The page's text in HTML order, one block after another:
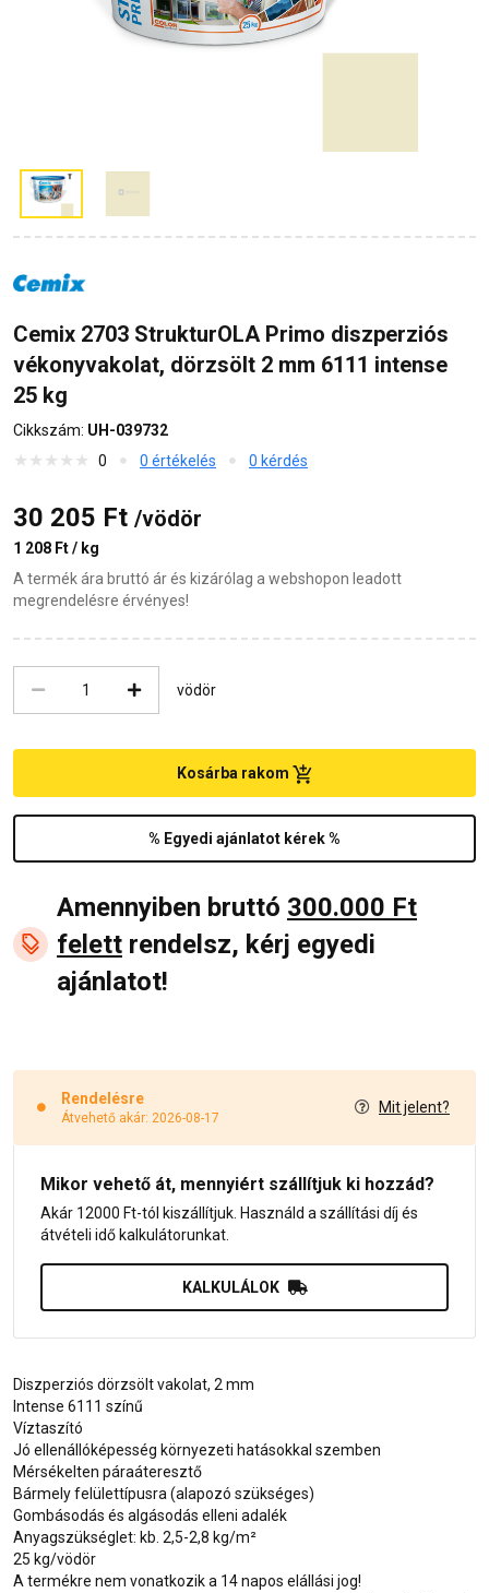
Cemix 2703 StrukturOLA Primo diszperziós
vékonyvakolat, dörzsölt 2 mm 6111 intense
25 kg
Cikkszám: UH-039732
0
0 értékelés 0 kérdés
30 205 Ft /vödör
1 208 Ft / kg
A termék ára bruttó ár és kizárólag a webshopon leadott
megrendelésre érvényes!
vödör
% Egyedi ajánlatot kérek %
Kosárba rakom
Amennyiben bruttó 300.000 Ft
felett rendelsz, kérj egyedi
ajánlatot!
Rendelésre
Átvehető akár: 2026-08-17
Mit jelent?
Mikor vehető át, mennyiért szállítjuk ki hozzád?
Akár 12000 Ft-tól kiszállítjuk. Használd a szállítási díj és
átvételi idő kalkulátorunkat.
KALKULÁLOK
Diszperziós dörzsölt vakolat, 2 mm
Intense 6111 színű
Víztaszító
Jó ellenállóképesség környezeti hatásokkal szemben
Mérsékelten páraáteresztő
Bármely felülettípusra (alapozó szükséges)
Gombásodás és algásodás elleni adalék
Anyagszükséglet: kb. 2,5-2,8 kg/m²
25 kg/vödör
A termékre nem vonatkozik a 14 napos elállási jog!